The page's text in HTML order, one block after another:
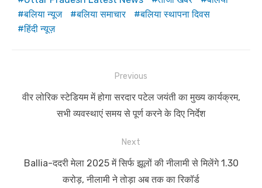
बलिया न्यूज
बलिया समाचार
बलिया स्थापना दिवस
हिंदी न्यूज़
navigation
Previous
Previous
वीर लोरिक स्टेडियम में होगा सरदार पटेल जयंती का मुख्य कार्यक्रम,
सभी व्यवस्थाएं समय से पूर्ण करने के दिए निर्देश
Next
Next
Ballia-ददरी मेला 2025 में सिर्फ झूलों की नीलामी से मिलेंगे 1.30
करोड़, नीलामी ने तोड़ा अब तक का रिकॉर्ड